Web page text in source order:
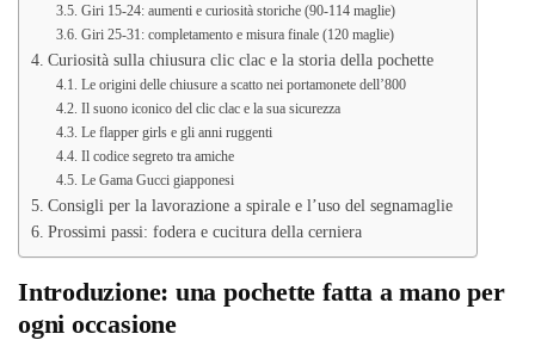
Giri 15-24: aumenti e curiosità storiche (90-114 maglie)
Giri 25-31: completamento e misura finale (120 maglie)
Curiosità sulla chiusura clic clac e la storia della pochette
Le origini delle chiusure a scatto nei portamonete dell’800
Il suono iconico del clic clac e la sua sicurezza
Le flapper girls e gli anni ruggenti
Il codice segreto tra amiche
Le Gama Gucci giapponesi
Consigli per la lavorazione a spirale e l’uso del segnamaglie
Prossimi passi: fodera e cucitura della cerniera
Introduzione: una pochette fatta a mano per
ogni occasione